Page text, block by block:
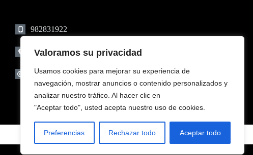
Valoramos su privacidad
Usamos cookies para mejorar su experiencia de
navegación, mostrar anuncios o contenido personalizados y
analizar nuestro tráfico. Al hacer clic en
"Aceptar todo", usted acepta nuestro uso de cookies.
Preferencias Rechazar todo Aceptar todo
982831922
2, 27540 Escairón - O
lucian@fincassavinao.com